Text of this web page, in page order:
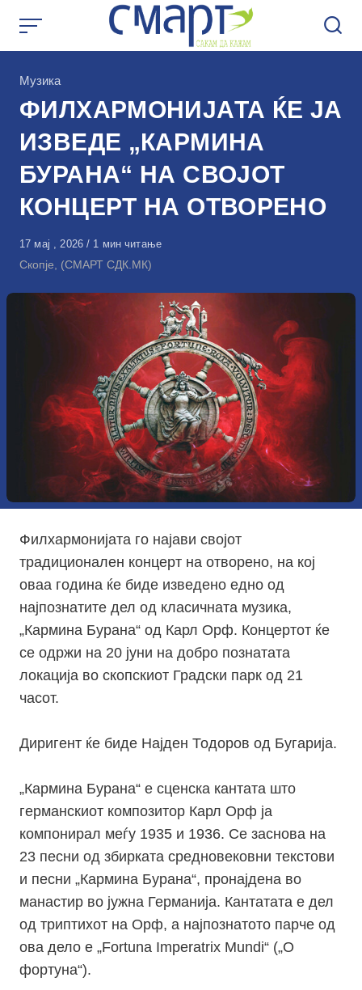
КАтегорија
Музика
ФИЛХАРМОНИЈАТА ЌЕ ЈА
ИЗВЕДЕ „КАРМИНА
БУРАНА“ НА СВОЈОТ
КОНЦЕРТ НА ОТВОРЕНО
Објавено
на
17 мај , 2026 1 мин читање
Скопје, (СМАРТ СДК.МК)
Филхармонијата го најави својот
традиционален концерт на отворено, на кој
оваа година ќе биде изведено едно од
најпознатите дел од класичната музика,
„Кармина Бурана“ од Карл Орф. Концертот ќе
се одржи на 20 јуни на добро познатата
локација во скопскиот Градски парк од 21
часот.
Диригент ќе биде Најден Тодоров од Бугарија.
„Кармина Бурана“ е сценска кантата што
германскиот композитор Карл Орф ја
компонирал меѓу 1935 и 1936. Се заснова на
23 песни од збирката средновековни текстови
и песни „Кармина Бурана“, пронајдена во
манастир во јужна Германија. Кантатата е дел
од триптихот на Орф, а најпознатото парче од
ова дело е „Fortuna Imperatrix Mundi“ („О
фортуна“).